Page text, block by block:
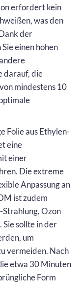
erfordert kein
was den
der
einen hohen
darauf, die
mindestens 10
Folie aus Ethylen-
eine
einer
Die extreme
Anpassung an
ist zudem
Strahlung, Ozon
sollte in der
um
vermeiden. Nach
etwa 30 Minuten
Form